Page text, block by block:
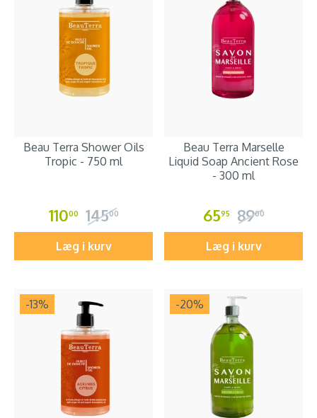
Beau Terra Shower Oils
Tropic - 750 ml
11000 14500
Læg i kurv
Beau Terra Marselle
Liquid Soap Ancient Rose
- 300 ml
6595 8900
Læg i kurv
-13% -20%